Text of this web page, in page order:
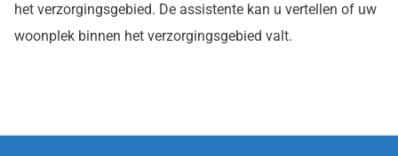
het verzorgingsgebied. De assistente kan u vertellen of uw
woonplek binnen het verzorgingsgebied valt.